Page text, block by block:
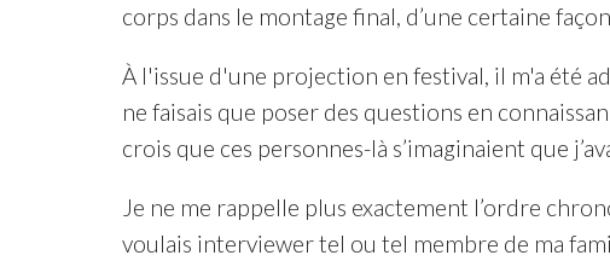
corps dans le montage final, d’une certaine façon.
À l'issue d'une projection en festival, il m'a été
ne faisais que poser des questions en
crois que ces personnes-là s’imaginaient que
Je ne me rappelle plus exactement l’ordre
voulais interviewer tel ou tel membre de ma